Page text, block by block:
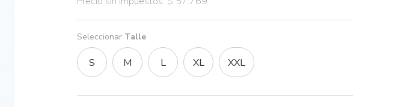
Seleccionar Talle
S M L XL XXL